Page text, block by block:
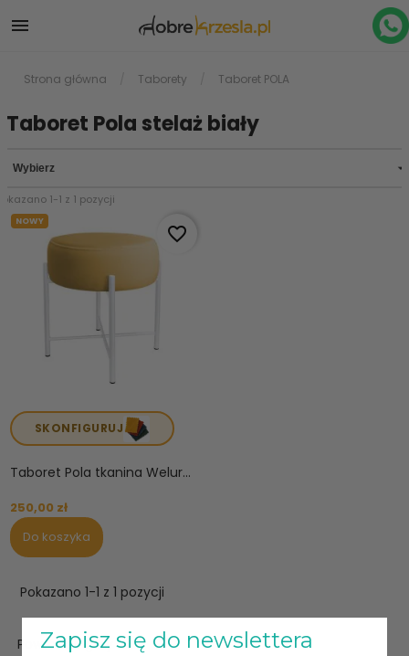

Strona główna Taborety Taboret POLA
Taboret Pola stelaż biały
Wybierz 
1-1 z 1 pozycji
SKONFIGURUJ
Taboret Pola tkanina Welur...
250,00 zł
Do koszyka
NOWY
favorite_border
Pokazano 1-1 z 1 pozycji
Powrót do góry 
Zapisz się do newslettera